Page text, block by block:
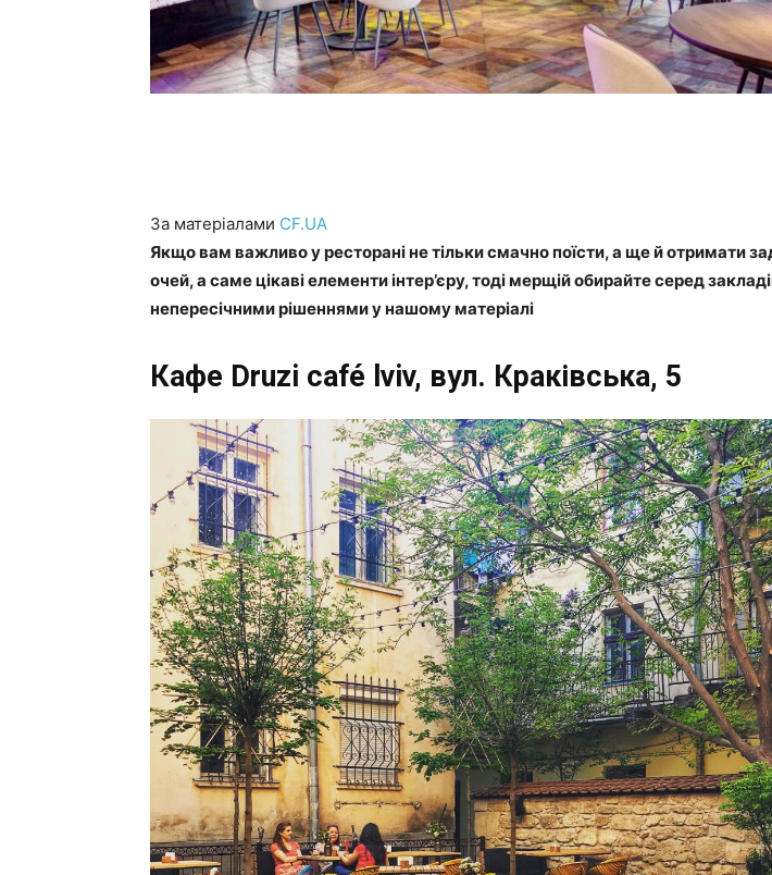
За матеріалами CF.UA
Якщо вам важливо у ресторані не тільки смачно поїсти, а ще й отримати
очей, а саме цікаві елементи інтер’єру, тоді мерщій обирайте серед
непересічними рішеннями у нашому матеріалі
Кафе Druzi café lviv, вул. Краківська, 5